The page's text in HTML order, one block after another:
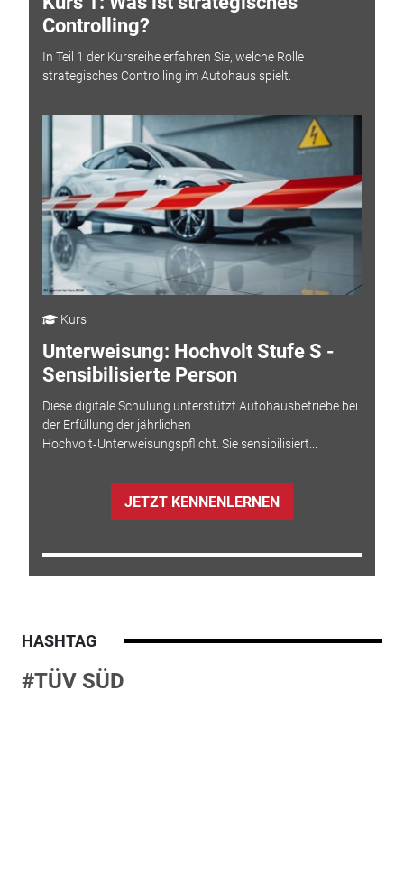
Controlling?
In Teil 1 der Kursreihe erfahren Sie, welche Rolle
strategisches Controlling im Autohaus spielt.
Kurs
Unterweisung: Hochvolt Stufe S -
Sensibilisierte Person
Diese digitale Schulung unterstützt Autohausbetriebe bei
der Erfüllung der jährlichen
Hochvolt‑Unterweisungspflicht. Sie sensibilisiert...
JETZT KENNENLERNEN
HASHTAG
#TÜV SÜD